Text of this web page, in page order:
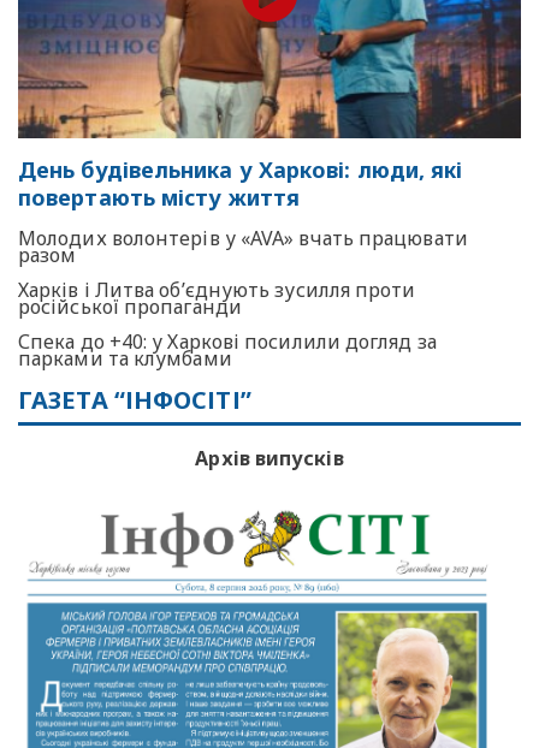
День будівельника у Харкові: люди, які
повертають місту життя
Молодих волонтерів у «AVA» вчать працювати
разом
Харків і Литва об’єднують зусилля проти
російської пропаганди
Спека до +40: у Харкові посилили догляд за
парками та клумбами
ГАЗЕТА “ІНФОСІТІ”
Архів випусків